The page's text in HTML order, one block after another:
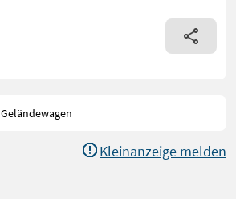
Geländewagen
Kleinanzeige melden